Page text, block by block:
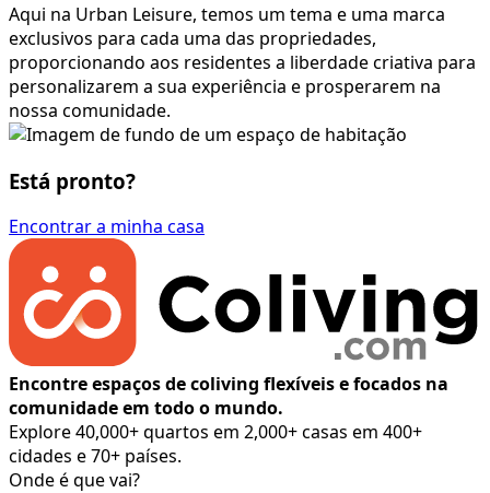
Aqui na Urban Leisure, temos um tema e uma marca
exclusivos para cada uma das propriedades,
proporcionando aos residentes a liberdade criativa para
personalizarem a sua experiência e prosperarem na
nossa comunidade.
Está pronto?
Encontrar a minha casa
Encontre espaços de coliving flexíveis e focados na
comunidade em todo o mundo.
Explore 40,000+ quartos em 2,000+ casas em 400+
cidades e 70+ países.
Onde é que vai?